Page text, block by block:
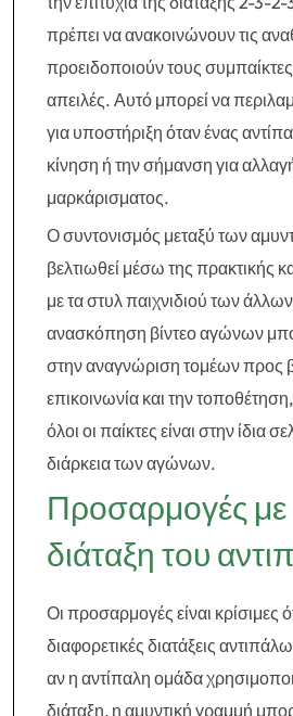
πρέπει να ανακοινώνουν τις
προειδοποιούν τους
απειλές. Αυτό μπορεί να
για υποστήριξη όταν ένας
κίνηση ή την σήμανση για
μαρκάρισματος.
Ο συντονισμός μεταξύ των
βελτιωθεί μέσω της πρακτικής
με τα στυλ παιχνιδιού των
ανασκόπηση βίντεο αγώνων
στην αναγνώριση τομέων προς
επικοινωνία και την
όλοι οι παίκτες είναι στην ίδια
διάρκεια των αγώνων.
Προσαρμογές
διάταξη του
Οι προσαρμογές είναι κρίσιμες
διαφορετικές διατάξεις
αν η αντίπαλη ομάδα
διάταξη, η αμυντική γραμμή